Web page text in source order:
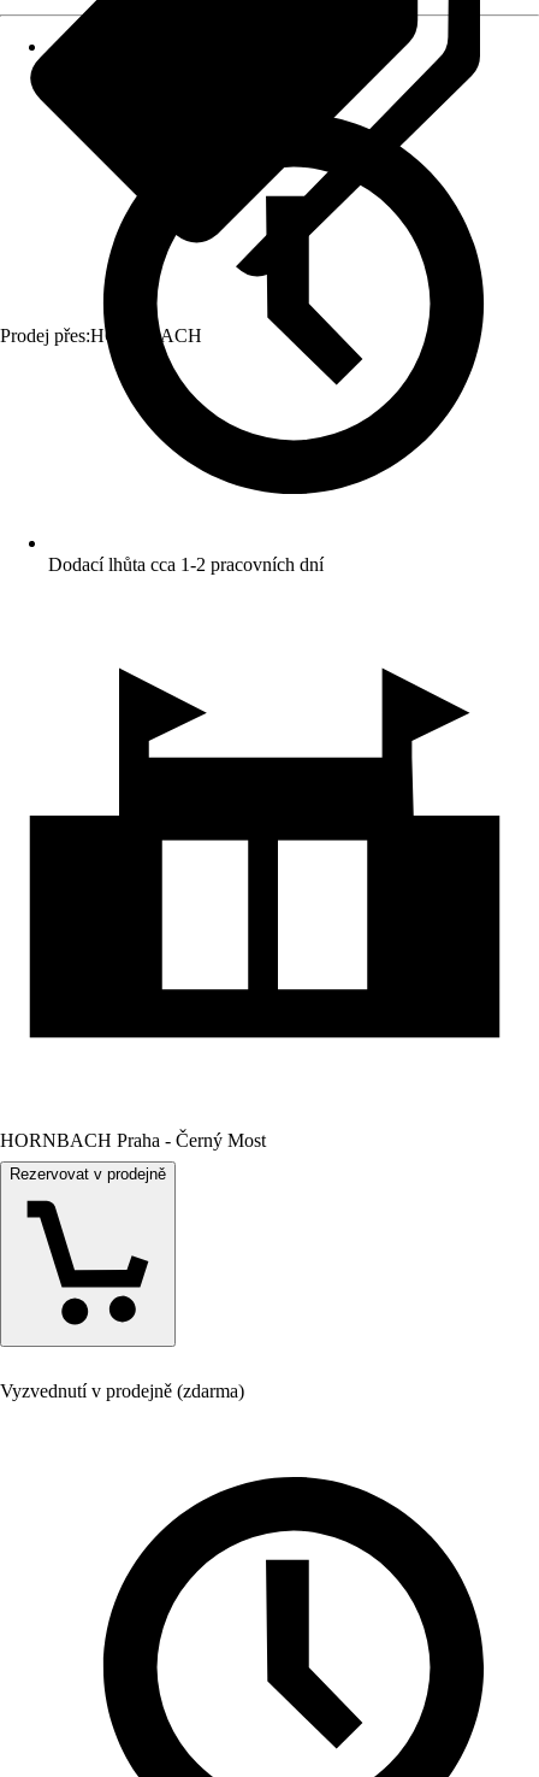
Prodej přes:HORNBACH
Dodací lhůta cca 1-2 pracovních dní
HORNBACH Praha - Černý Most
Rezervovat v prodejně
Vyzvednutí v prodejně (zdarma)